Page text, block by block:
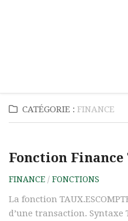
CATÉGORIE : FINANCE
Fonction Finance
FINANCE / FONCTIONS
La fonction
d’une transaction. Syntaxe